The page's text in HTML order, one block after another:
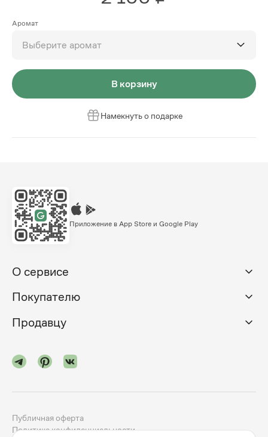
Аромат
Выберите аромат
В корзину
Намекнуть о подарке
Приложение в App Store и Google Play
О сервисе
Покупателю
Продавцу
Публичная оферта
Политика конфиденциальности